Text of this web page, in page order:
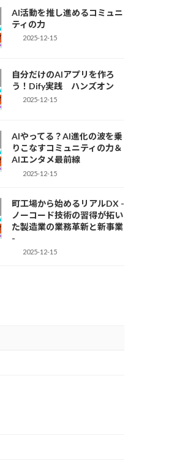
AI活動を推し進めるコミュニ
ティの力
2025-12-15
自分だけのAIアプリを作ろ
う！Dify実践 ハンズオン
2025-12-15
AIやってる？AI進化の波を乗
りこなすコミュニティの力＆
AIエンタメ最前線
2025-12-15
町工場から始めるリアルDX -
ノーコード技術の習得が拓い
た製造業の業務革新と新事業
-
2025-12-15